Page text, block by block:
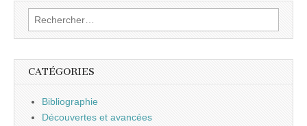
Rechercher :
CATÉGORIES
Bibliographie
Découvertes et avancées